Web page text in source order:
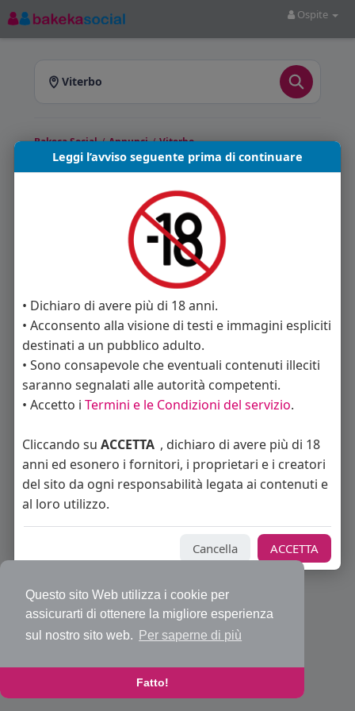
Questo sito Web utilizza i cookie per
assicurarti di ottenere la migliore esperienza
sul nostro sito web.
Per saperne di più
Fatto!
Ospite
Viterbo
Bakeca Social/ Annunci/ Viterbo
Annunci a Viterbo
ti offre annunci pubblicati a
Viterbo e provincia. Sfoglia gli annunci
disponibili e scegli quello più adatto a te.
Annunci trovati: 0
Nessun annuncio disponibile in questa sezione.
Home
Cos'è BakecaSocial Annunci Mercatino
Blog
Eventi
Contattaci Privacy Policy
Condizioni d'uso
Richiedi rimborso abbonamento PRO
Sviluppatori
Centro Assistenza
Supporto
Leggi l’avviso seguente prima di continuare
• Dichiaro di avere più di 18 anni.
• Acconsento alla visione di testi e immagini espliciti
destinati a un pubblico adulto.
• Sono consapevole che eventuali contenuti illeciti
saranno segnalati alle autorità competenti.
• Accetto i Termini e le Condizioni del servizio.
Cliccando su ACCETTA , dichiaro di avere più di 18
anni ed esonero i fornitori, i proprietari e i creatori
del sito da ogni responsabilità legata ai contenuti e
al loro utilizzo.
Cancella ACCETTA